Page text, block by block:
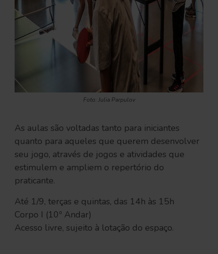
Foto: Julia Parpulov
As aulas são voltadas tanto para iniciantes
quanto para aqueles que querem desenvolver
seu jogo, através de jogos e atividades que
estimulem e ampliem o repertório do
praticante.
Até 1/9, terças e quintas, das 14h às 15h
Corpo I (10º Andar)
Acesso livre, sujeito à lotação do espaço.